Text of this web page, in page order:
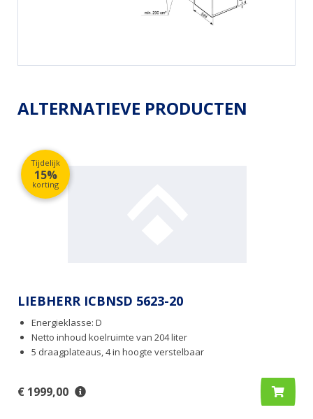
ALTERNATIEVE PRODUCTEN
Tijdelijk
15%
korting
LIEBHERR ICBNSD 5623-20
Energieklasse: D
Netto inhoud koelruimte van 204 liter
5 draagplateaus, 4 in hoogte verstelbaar
€ 1999,00